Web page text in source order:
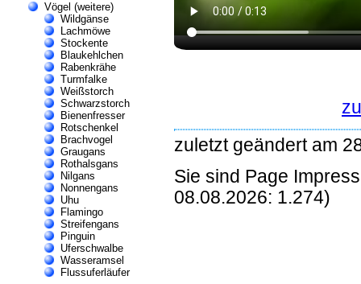
Vögel (weitere)
Wildgänse
Lachmöwe
Stockente
Blaukehlchen
Rabenkrähe
Turmfalke
Weißstorch
Schwarzstorch
Bienenfresser
Rotschenkel
Brachvogel
Graugans
Rothalsgans
Nilgans
Nonnengans
Uhu
Flamingo
Streifengans
Pinguin
Uferschwalbe
Wasseramsel
Flussuferläufer
zuletzt geändert am
Sie sind Page
08.08.2026: 1.274)